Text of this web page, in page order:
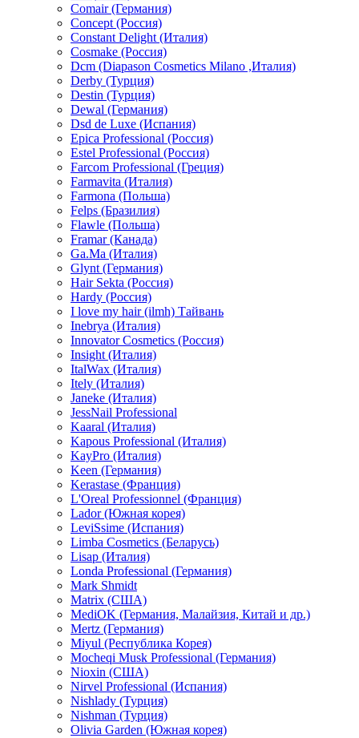
Comair (Германия)
Concept (Россия)
Constant Delight (Италия)
Cosmake (Россия)
Dcm (Diapason Cosmetics Milano ,Италия)
Derby (Турция)
Destin (Турция)
Dewal (Германия)
Dsd de Luxe (Испания)
Epica Professional (Россия)
Estel Professional (Россия)
Farcom Professional (Греция)
Farmavita (Италия)
Farmona (Польша)
Felps (Бразилия)
Flawle (Польша)
Framar (Канада)
Ga.Ma (Италия)
Glynt (Германия)
Hair Sekta (Россия)
Hardy (Россия)
I love my hair (ilmh) Тайвань
Inebrya (Италия)
Innovator Cosmetics (Россия)
Insight (Италия)
ItalWax (Италия)
Itely (Италия)
Janeke (Италия)
JessNail Professional
Kaaral (Италия)
Kapous Professional (Италия)
KayPro (Италия)
Keen (Германия)
Kerastase (Франция)
L'Oreal Professionnel (Франция)
Lador (Южная корея)
LeviSsime (Испания)
Limba Cosmetics (Беларусь)
Lisap (Италия)
Londa Professional (Германия)
Mark Shmidt
Matrix (США)
MediOK (Германия, Малайзия, Китай и др.)
Mertz (Германия)
Miyul (Республика Корея)
Mocheqi Musk Professional (Германия)
Nioxin (США)
Nirvel Professional (Испания)
Nishlady (Турция)
Nishman (Турция)
Olivia Garden (Южная корея)